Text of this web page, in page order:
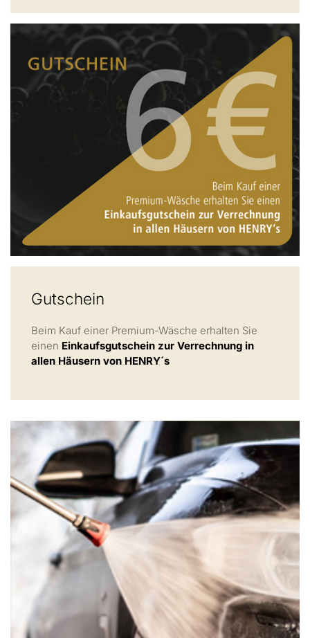
Gutschein
Beim Kauf einer Premium-Wäsche erhalten Sie
einen Einkaufsgutschein zur Verrechnung in
allen Häusern von HENRY´s